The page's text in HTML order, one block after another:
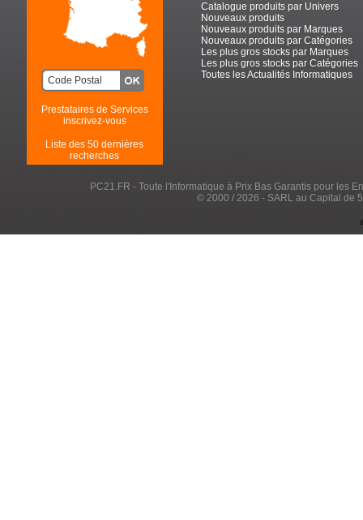
Prestataires de Services
inscrivez-vous
Liste des 50 dernières
recherches
Catalogue produits par Univers
Nouveaux produits
Nouveaux produits par Marques
Nouveaux produits par Catégories
Les plus gros stocks par Marques
Les plus gros stocks par Catégories
Toutes les Actualités Informatiques
PC21.FR - Toute l'Informatique à Prix Bas Garantis pour les
© 2000 / 2026 - SARL au Capital de